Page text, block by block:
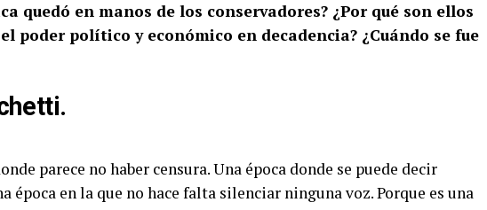
quedó en manos de los conservadores? ¿Por qué son ellos
poder político y económico en decadencia? ¿Cuándo se fue
parece no haber censura. Una época donde se puede decir
época en la que no hace falta silenciar ninguna voz. Porque es una